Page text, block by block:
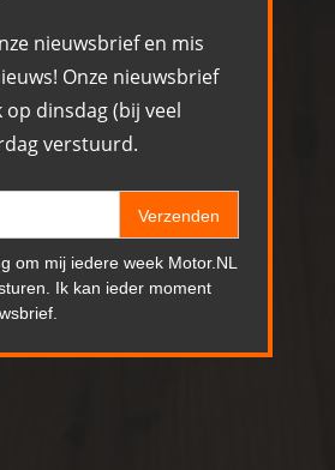
nieuwsbrief en mis
Onze nieuwsbrief
dinsdag (bij veel
verstuurd.
Verzenden
om mij iedere week Motor.NL
Ik kan ieder moment